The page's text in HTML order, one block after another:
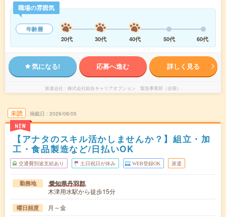
職場の雰囲気
年齢層
20代
30代 40代 50代 60代
気になる! 応募へ進む 詳しく見る
派遣会社 株式会社綜合キャリアオプション 製造事業部（全国）
未読
NEW
掲載日 2026/08/05
【アナタのスキル活かしませんか？】組立・加
工・食品製造など/日払いOK
交通費別途支給あり 土日祝日が休み WEB登録OK 派遣
勤務地 愛知県丹羽郡
木津用水駅から徒歩15分
曜日頻度 月～金